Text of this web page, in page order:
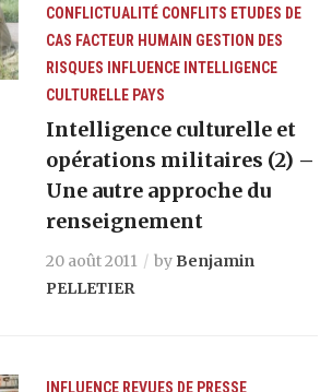
CONFLICTUALITÉ CONFLITS ETUDES DE
CAS FACTEUR HUMAIN GESTION DES
RISQUES
INFLUENCE
INTELLIGENCE
CULTURELLE PAYS
Intelligence culturelle et
opérations militaires (2) –
Une autre approche du
renseignement
20 août 2011 by Benjamin
PELLETIER
INFLUENCE REVUES DE PRESSE